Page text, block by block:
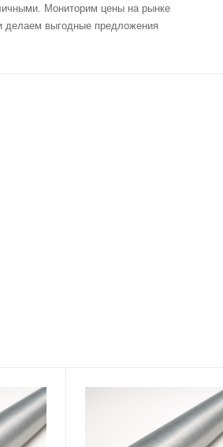
Мониторим цены на рынке
делаем выгодные предложения